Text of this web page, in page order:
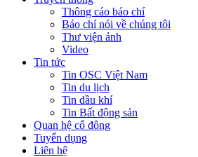
Thông cáo báo chí
Báo chí nói về chúng tôi
Thư viện ảnh
Video
Tin tức
Tin OSC Việt Nam
Tin du lịch
Tin dầu khí
Tin Bất động sản
Quan hệ cổ đông
Tuyển dụng
Liên hệ